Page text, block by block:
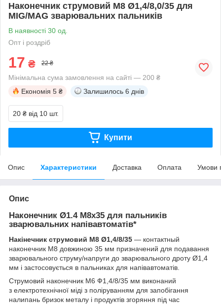
Наконечник струмовий М8 Ø1,4/8,0/35 для
MIG/MAG зварювальних пальників
В наявності 30 од.
Опт і роздріб
17 ₴ 22 ₴
Мінімальна сума замовлення на сайті — 200 ₴
Економія 5 ₴ Залишилось 6 днів
20 ₴ від 10 шт.
Купити
Опис Характеристики Доставка Оплата Умови
Опис
Наконечник Ø1.4 М8х35 для пальників
зварювальних напівавтоматів*
Накінечник струмовий М8 Ø1,4/8/35 ― контактный
наконечник М8 довжиною 35 мм призначений для подавання
зварювального струму/напруги до зварювального дроту Ø1,4
мм і застосовується в пальниках для напівавтоматів.
Струмовий наконечник М6 Ф1,4/8/35 мм виконаний
з електротехнічної міді з поліруванням для запобігання
налипань бризок металу і продуктів згоряння під час